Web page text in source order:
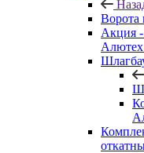
Ворота
Акция -